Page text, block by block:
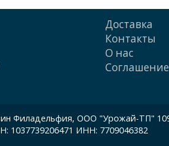
Доставка
Контакты
О нас
Cоглашение
Филадельфия, ООО "Урожай-ТП"
1037739206471 ИНН: 7709046382